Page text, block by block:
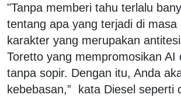
"Tanpa memberi tahu terlalu
tentang apa yang terjadi di masa
karakter yang merupakan
Toretto yang mempromosikan AI
tanpa sopir. Dengan itu, Anda
kebebasan,” kata Diesel seperti